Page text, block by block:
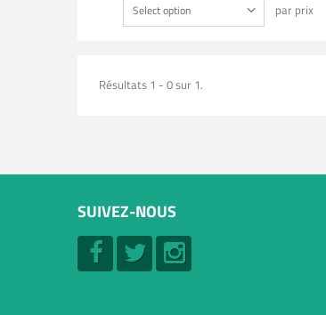
Select option par prix
Résultats 1 - 0 sur 1.
SUIVEZ-NOUS